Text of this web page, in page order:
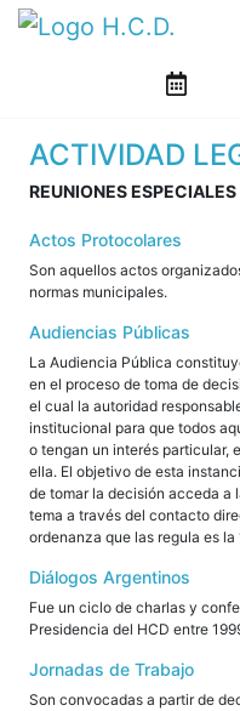
ACTIVIDAD
REUNIONES ESPECIALES
Actos Protocolares
Son aquellos actos
normas municipales.
Audiencias Públicas
La Audiencia Pública
en el proceso de toma de
el cual la autoridad
institucional para que todos
o tengan un interés particular,
ella. El objetivo de esta
de tomar la decisión acceda a
tema a través del contacto
ordenanza que las regula es la
Diálogos Argentinos
Fue un ciclo de charlas y
Presidencia del HCD entre
Jornadas de Trabajo
Son convocadas a partir de